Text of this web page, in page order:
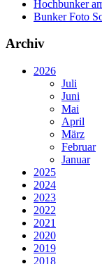
Hochbunker
Bunker Foto
Archiv
2026
Juli
Juni
Mai
April
März
Februar
Januar
2025
2024
2023
2022
2021
2020
2019
2018